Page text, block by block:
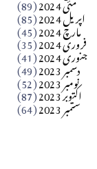
اپریل 2024 (85) مارچ 2024 (45) فروری 2024 (35) جنوری 2024 (41) دسمبر 2023 (49) نومبر 2023 (52) اکتوبر 2023 (87) ستمبر 2023 (64)